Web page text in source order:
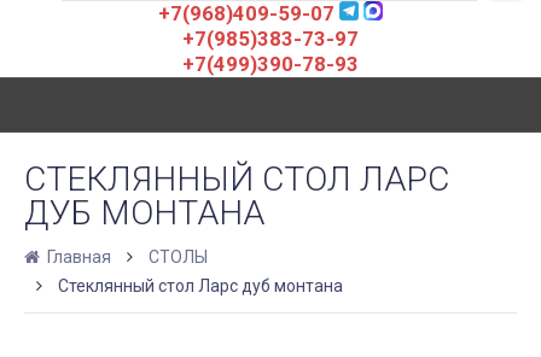
+7(968)409-59-07
+7(985)383-73-97
+7(499)390-78-93
СТЕКЛЯННЫЙ СТОЛ ЛАРС
ДУБ МОНТАНА
Главная
СТОЛЫ
Стеклянный стол Ларс дуб монтана